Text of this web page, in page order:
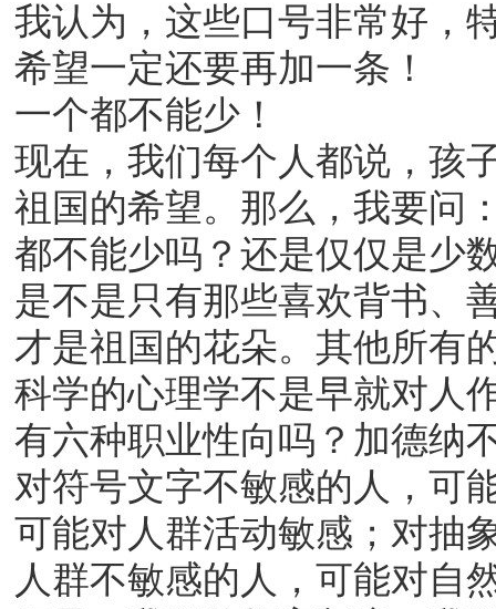
我认为，这些口号非常好，
希望一定还要再加一条！
一个都不能少！
现在，我们每个人都说，孩
祖国的希望。那么，我要问
都不能少吗？还是仅仅是少
是不是只有那些喜欢背书、
才是祖国的花朵。其他所有
科学的心理学不是早就对人
有六种职业性向吗？加德纳
对符号文字不敏感的人，可
可能对人群活动敏感；对抽
人群不敏感的人，可能对自